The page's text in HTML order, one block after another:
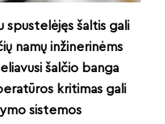
spustelėjęs šaltis gali
namų inžinerinėms
šalčio banga
kritimas gali
sistemos